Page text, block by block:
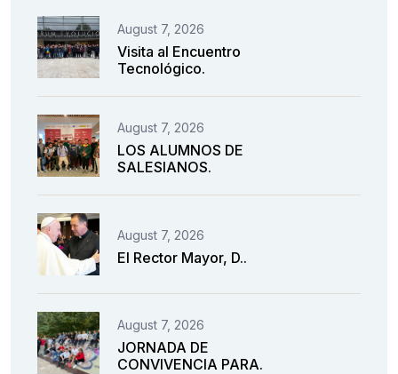
August 7, 2026
Visita al Encuentro
Tecnológico.
August 7, 2026
LOS ALUMNOS DE
SALESIANOS.
August 7, 2026
El Rector Mayor, D..
August 7, 2026
JORNADA DE
CONVIVENCIA PARA.